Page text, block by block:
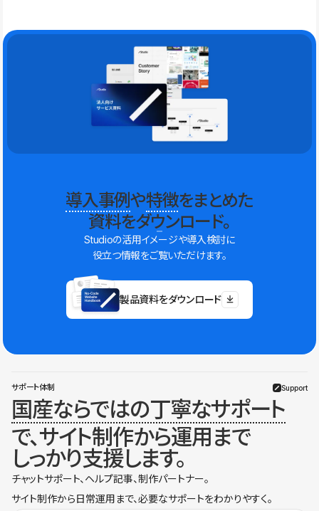
導入事例や特徴をまとめた
資料をダウンロード。
Studioの活用イメージや導入検討に
役立つ情報をご覧いただけます。
製品資料をダウンロード
サポート体制 Support
国産ならではの丁寧なサポート
で、サイト制作から運用まで
しっかり支援します。
チャットサポート、ヘルプ記事、制作パートナー。
サイト制作から日常運用まで、必要なサポートをわかりやすく。